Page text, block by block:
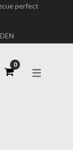
perfect